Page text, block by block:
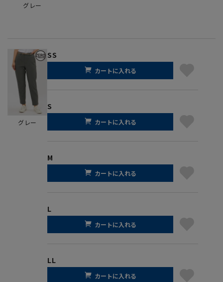
グレー
グレー
SS
カートに入れる
S
カートに入れる
M
カートに入れる
L
カートに入れる
LL
カートに入れる